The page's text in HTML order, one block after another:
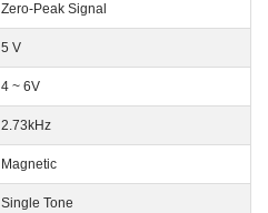
Zero-Peak Signal
5 V
4 ~ 6V
2.73kHz
Magnetic
Single Tone